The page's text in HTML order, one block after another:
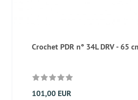
Crochet PDR n° 34L DRV - 65
101,00 EUR